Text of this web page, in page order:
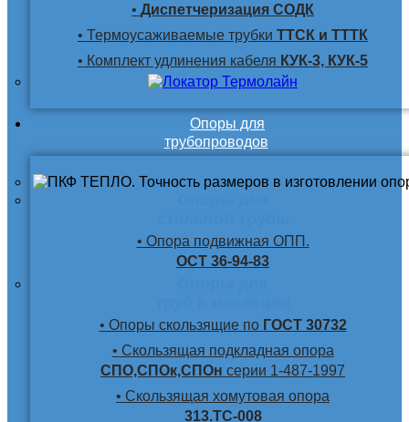
• Диспетчеризация СОДК
• Термоусаживаемые трубки ТТСК и ТТТК
• Комплект удлинения кабеля КУК-3, КУК-5
Опоры для
трубопроводов
• Опора подвижная ОПП.
ОСТ 36-94-83
• Опоры скользящие по ГОСТ 30732
• Скользящая подкладная опора
СПО,СПОк,СПОн серии 1-487-1997
• Скользящая хомутовая опора
313.ТС-008